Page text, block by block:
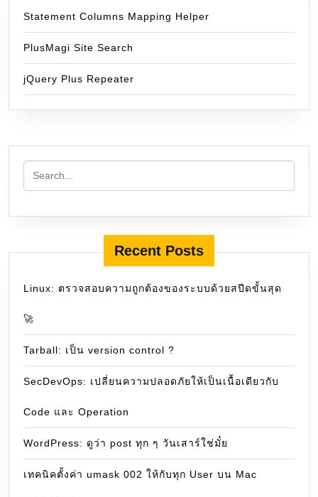
Statement Columns Mapping Helper
PlusMagi Site Search
jQuery Plus Repeater
Recent Posts
Linux: ตรวจสอบความถูกต้องของระบบด้วยสปีดขั้นสุด
🚀
Tarball: เป็น version control ?
SecDevOps: เปลี่ยนความปลอดภัยให้เป็นเนื้อเดียวกับ
Code และ Operation
WordPress: ดูว่า post ทุก ๆ วันเสาร์ใช่มั๋ย
เทคนิคตั้งค่า umask 002 ให้กับทุก User บน Mac